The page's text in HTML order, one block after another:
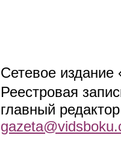
Сетевое издание
Реестровая
главный